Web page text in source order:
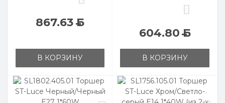
867.63Б
В КОРЗИНУ
604.80Б
В КОРЗИНУ